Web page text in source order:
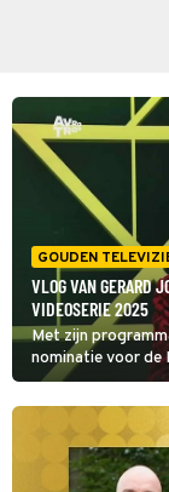
GOUDEN
VLOG VAN GERARD
VIDEOSERIE 2025
Met zijn
nominatie voor de
de prijzen. Gerard
Online videoserie